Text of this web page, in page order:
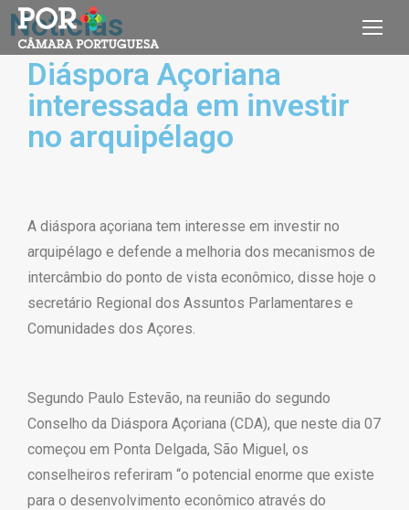
Notícias
Diáspora Açoriana
interessada em investir
no arquipélago
A diáspora açoriana tem interesse em investir no
arquipélago e defende a melhoria dos mecanismos de
intercâmbio do ponto de vista econômico, disse hoje o
secretário Regional dos Assuntos Parlamentares e
Comunidades dos Açores.
Segundo Paulo Estevão, na reunião do segundo
Conselho da Diáspora Açoriana (CDA), que neste dia 07
começou em Ponta Delgada, São Miguel, os
conselheiros referiram “o potencial enorme que existe
para o desenvolvimento econômico através do